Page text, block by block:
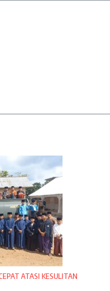
ATASI KESULITAN